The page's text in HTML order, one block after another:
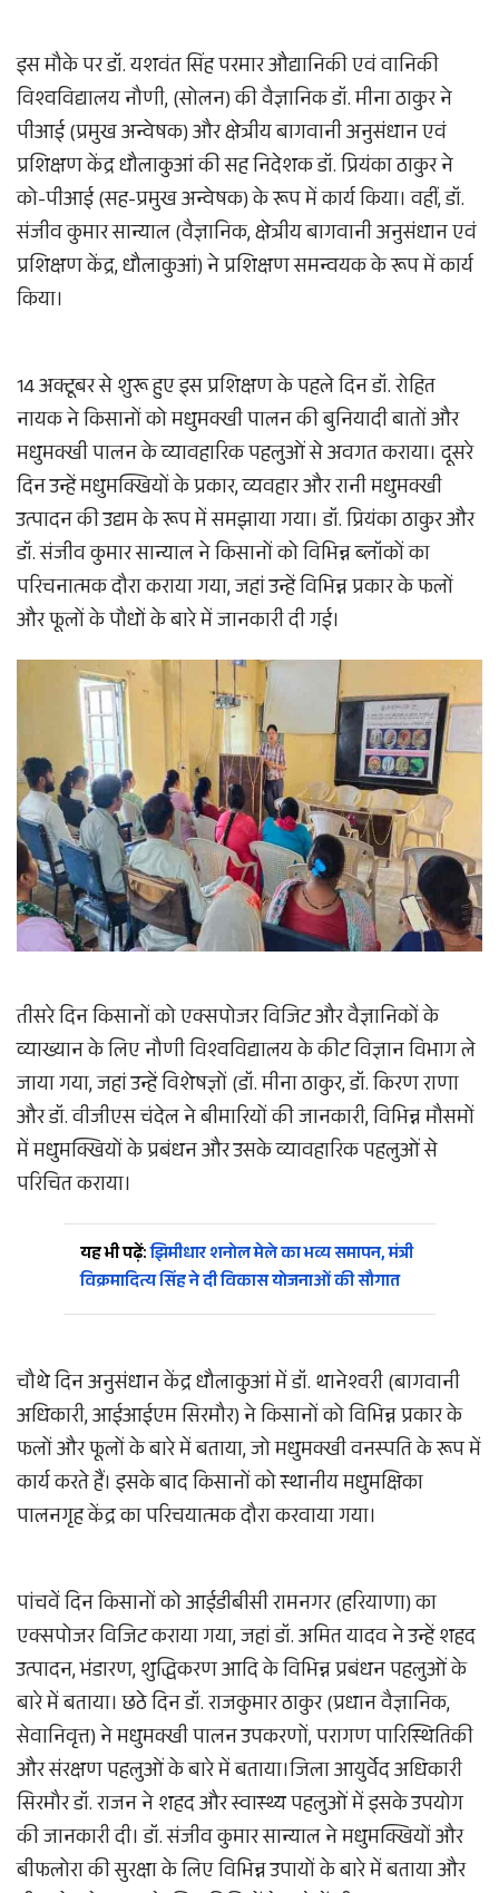
इस मौके पर डॉ. यशवंत सिंह परमार औद्यानिकी एवं वानिकी
विश्वविद्यालय नौणी, (सोलन) की वैज्ञानिक डॉ. मीना ठाकुर ने
पीआई (प्रमुख अन्वेषक) और क्षेत्रीय बागवानी अनुसंधान एवं
प्रशिक्षण केंद्र धौलाकुआं की सह निदेशक डॉ. प्रियंका ठाकुर ने
को-पीआई (सह-प्रमुख अन्वेषक) के रूप में कार्य किया। वहीं, डॉ.
संजीव कुमार सान्याल (वैज्ञानिक, क्षेत्रीय बागवानी अनुसंधान एवं
प्रशिक्षण केंद्र, धौलाकुआं) ने प्रशिक्षण समन्वयक के रूप में कार्य
किया।
14 अक्टूबर से शुरू हुए इस प्रशिक्षण के पहले दिन डॉ. रोहित
नायक ने किसानों को मधुमक्खी पालन की बुनियादी बातों और
मधुमक्खी पालन के व्यावहारिक पहलुओं से अवगत कराया। दूसरे
दिन उन्हें मधुमक्खियों के प्रकार, व्यवहार और रानी मधुमक्खी
उत्पादन की उद्यम के रूप में समझाया गया। डॉ. प्रियंका ठाकुर और
डॉ. संजीव कुमार सान्याल ने किसानों को विभिन्न ब्लॉकों का
परिचनात्मक दौरा कराया गया, जहां उन्हें विभिन्न प्रकार के फलों
और फूलों के पौधों के बारे में जानकारी दी गई।
तीसरे दिन किसानों को एक्सपोजर विजिट और वैज्ञानिकों के
व्याख्यान के लिए नौणी विश्वविद्यालय के कीट विज्ञान विभाग ले
जाया गया, जहां उन्हें विशेषज्ञों (डॉ. मीना ठाकुर, डॉ. किरण राणा
और डॉ. वीजीएस चंदेल ने बीमारियों की जानकारी, विभिन्न मौसमों
में मधुमक्खियों के प्रबंधन और उसके व्यावहारिक पहलुओं से
परिचित कराया।
यह भी पढ़ें:झिमीधार शनोल मेले का भव्य समापन, मंत्री
विक्रमादित्य सिंह ने दी विकास योजनाओं की सौगात
चौथे दिन अनुसंधान केंद्र धौलाकुआं में डॉ. थानेश्वरी (बागवानी
अधिकारी, आईआईएम सिरमौर) ने किसानों को विभिन्न प्रकार के
फलों और फूलों के बारे में बताया, जो मधुमक्खी वनस्पति के रूप में
कार्य करते हैं। इसके बाद किसानों को स्थानीय मधुमक्षिका
पालनगृह केंद्र का परिचयात्मक दौरा करवाया गया।
पांचवें दिन किसानों को आईडीबीसी रामनगर (हरियाणा) का
एक्सपोजर विजिट कराया गया, जहां डॉ. अमित यादव ने उन्हें शहद
उत्पादन, भंडारण, शुद्धिकरण आदि के विभिन्न प्रबंधन पहलुओं के
बारे में बताया। छठे दिन डॉ. राजकुमार ठाकुर (प्रधान वैज्ञानिक,
सेवानिवृत्त) ने मधुमक्खी पालन उपकरणों, परागण पारिस्थितिकी
और संरक्षण पहलुओं के बारे में बताया।जिला आयुर्वेद अधिकारी
सिरमौर डॉ. राजन ने शहद और स्वास्थ्य पहलुओं में इसके उपयोग
की जानकारी दी। डॉ. संजीव कुमार सान्याल ने मधुमक्खियों और
बीफलोरा की सुरक्षा के लिए विभिन्न उपायों के बारे में बताया और